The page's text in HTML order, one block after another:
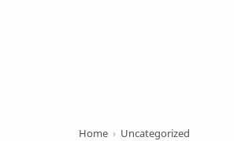
Home Uncategorized